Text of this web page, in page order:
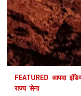
FEATURED आपदा
राज्य सेना